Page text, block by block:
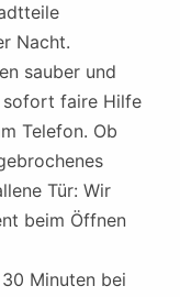
Nacht.
sauber und
sofort faire Hilfe
Telefon. Ob
Tür: Wir
beim Öffnen
Minuten bei